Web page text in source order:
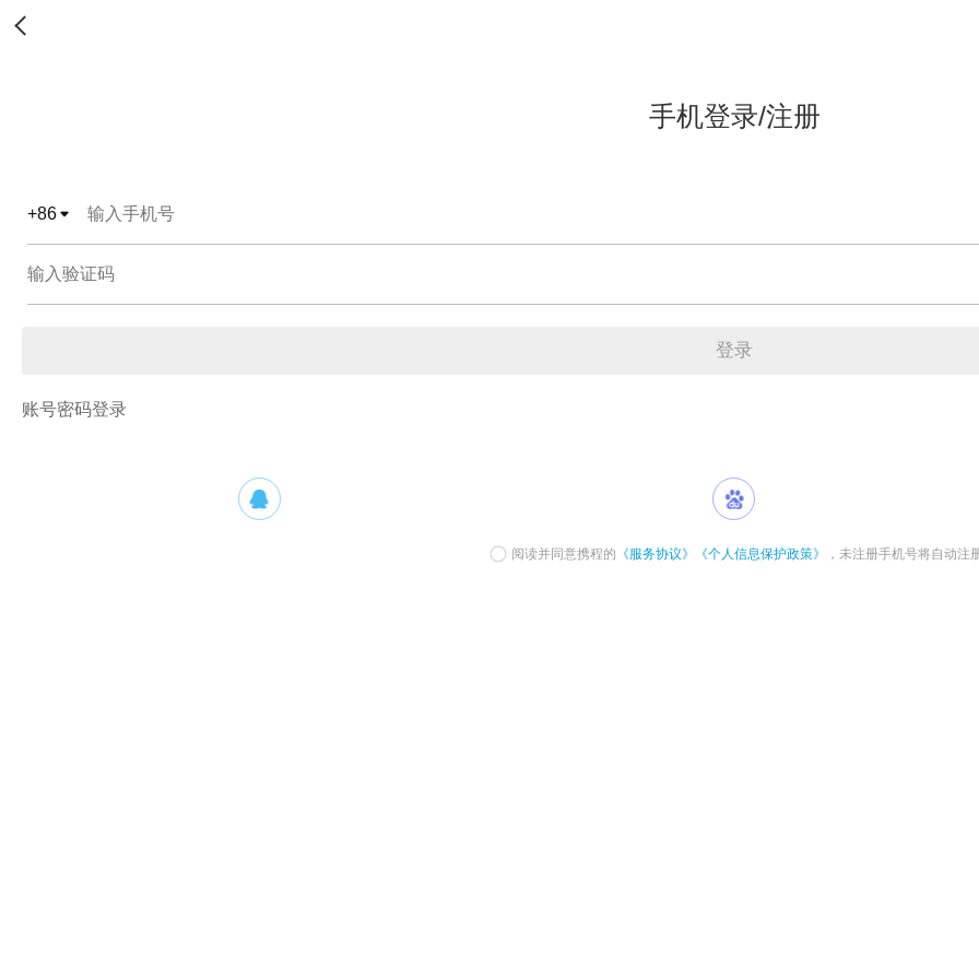
手机登录/注册
+86
登录
账号密码登录
阅读并同意携程的 《服务协议》 《个人信息保护政策》 ，未注册手机号将自动注